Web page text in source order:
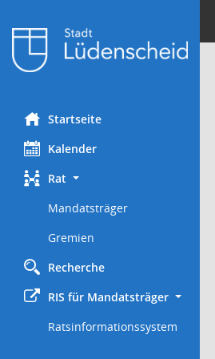
Startseite
Kalender
Rat
Mandatsträger
Gremien
Recherche
RIS für Mandatsträger
Ratsinformationssystem